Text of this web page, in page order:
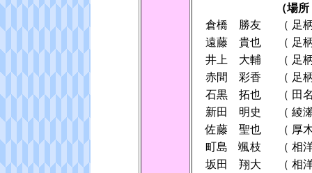
（場
倉橋 勝友
（ 足
遠藤 貴也
（ 足
井上 大輔
（ 足
赤間 彩香
（ 足
石黒 拓也
（ 田
新田 明史
（ 綾
佐藤 聖也
（ 厚
町島 颯枝
（ 相
坂田 翔大
（ 相